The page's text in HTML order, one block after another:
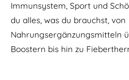
Immunsystem, Sport und
du alles, was du brauchst, von
Nahrungsergänzungsmitteln
Boostern bis hin zu